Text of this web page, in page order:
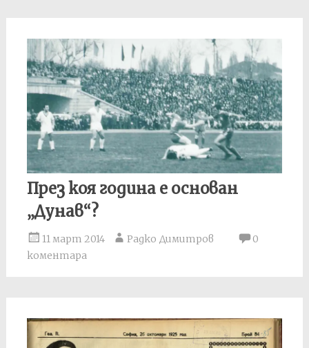
През коя година е основан
„Дунав“?
11 март 2014 Радко Димитров
0
коментара